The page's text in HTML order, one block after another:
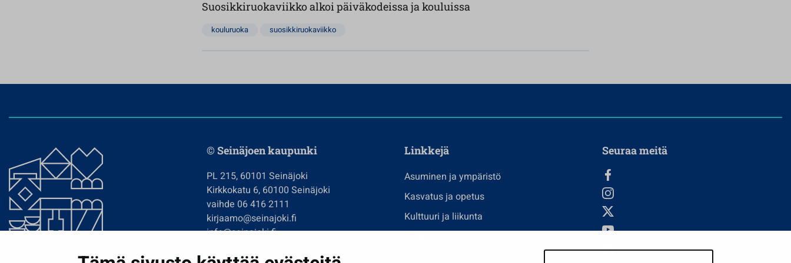
Suosikkiruokaviikko alkoi päiväkodeissa ja kouluissa
kouluruoka suosikkiruokaviikko
© Seinäjoen kaupunki
PL 215, 60101 Seinäjoki
Kirkkokatu 6, 60100 Seinäjoki
vaihde 06 416 2111
kirjaamo@seinajoki.fi
info@seinajoki.fi
Linkkejä
Asuminen ja ympäristö
Kasvatus ja opetus
Kulttuuri ja liikunta
Seuraa meitä